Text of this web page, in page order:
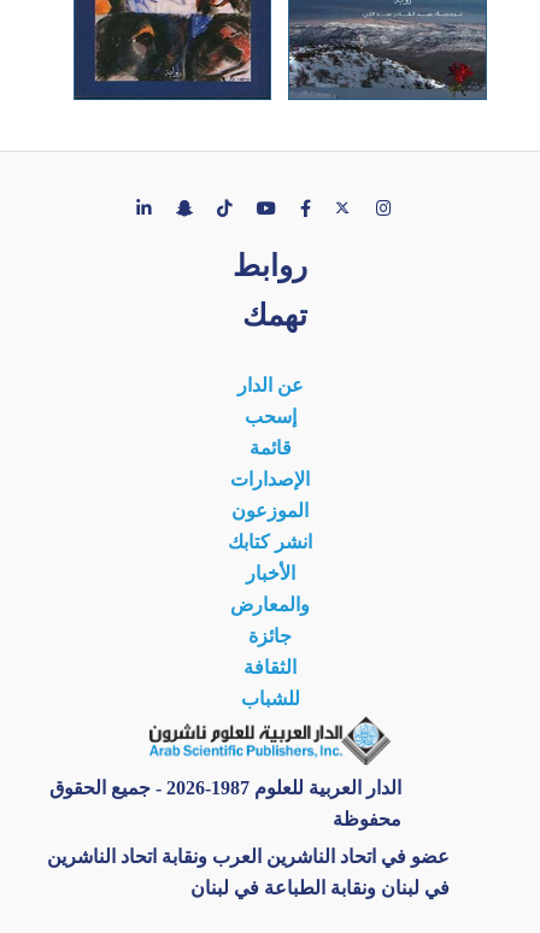
روابط
تهمك
عن الدار
إسحب
قائمة
الإصدارات
الموزعون
انشر كتابك
الأخبار
والمعارض
جائزة
الثقافة
للشباب
الدار العربية للعلوم 1987-2026 - جميع الحقوق
محفوظة
عضو في اتحاد الناشرين العرب ونقابة اتحاد الناشرين
في لبنان ونقابة الطباعة في لبنان